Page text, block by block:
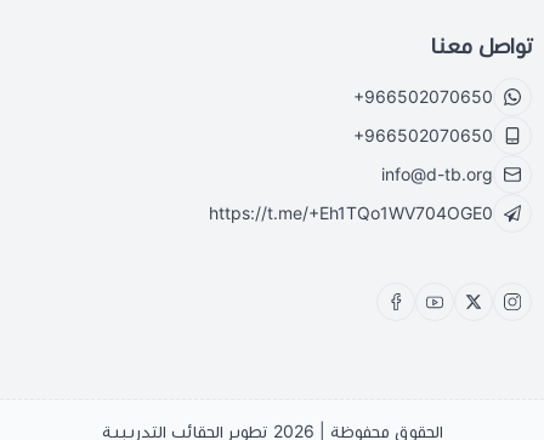
تواصل معنا
+966502070650
+966502070650
info@d-tb.org
https://t.me/+Eh1TQo1WV704OGE0
الحقوق محفوظة | 2026 تطوير الحقائب التدريبية